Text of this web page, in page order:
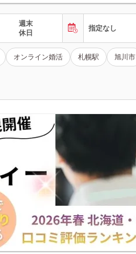
週末
休日
指定なし
オンライン婚活 札幌駅 旭川市